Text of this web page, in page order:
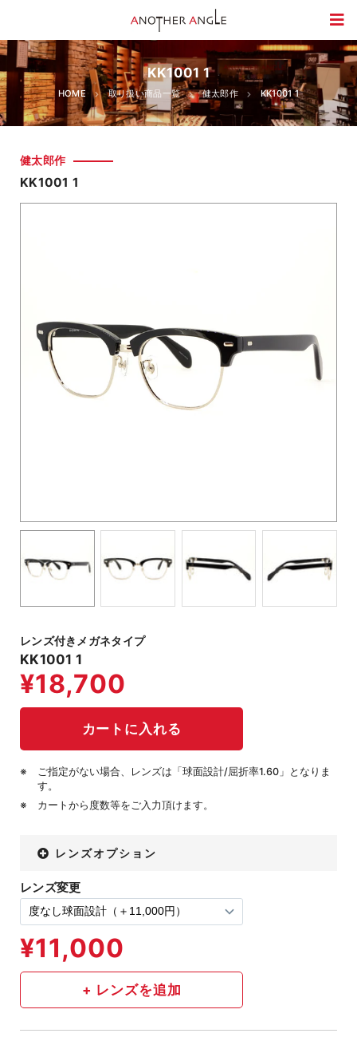
KK1001 1
HOME 取り扱い商品一覧 健太郎作 KK1001 1
健太郎作
KK1001 1
レンズ付きメガネタイプ
KK1001 1
ご指定がない場合、レンズは「球面設計/屈折率1.60」となりま
す。
カートから度数等をご入力頂けます。
レンズオプション
レンズ変更